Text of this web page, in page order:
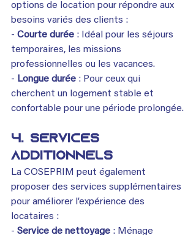
options de location pour répondre aux
besoins variés des clients :
- Courte durée : Idéal pour les séjours
temporaires, les missions
professionnelles ou les vacances.
- Longue durée : Pour ceux qui
cherchent un logement stable et
confortable pour une période prolongée.
4. Services
additionnels
La COSEPRIM peut également
proposer des services supplémentaires
pour améliorer l’expérience des
locataires :
- Service de nettoyage : Ménage